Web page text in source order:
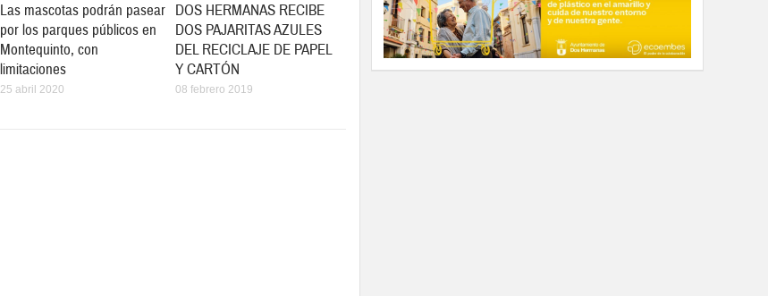
Las mascotas podrán pasear
por los parques públicos en
Montequinto, con
limitaciones
25 abril 2020
DOS HERMANAS RECIBE
DOS PAJARITAS AZULES
DEL RECICLAJE DE PAPEL
Y CARTÓN
08 febrero 2019